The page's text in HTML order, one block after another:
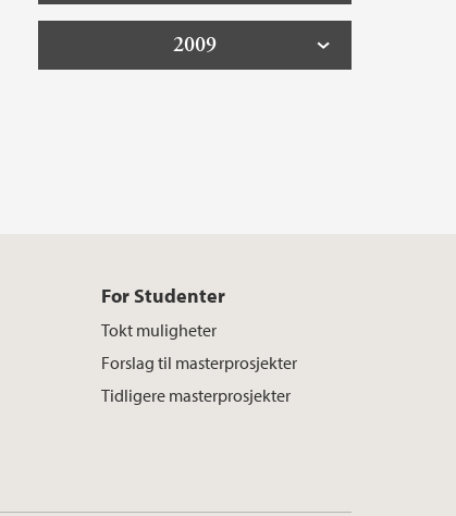
2009
For Studenter
Tokt muligheter
Forslag til masterprosjekter
Tidligere masterprosjekter